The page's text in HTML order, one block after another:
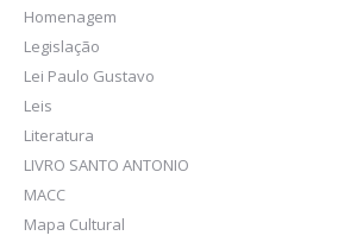
Homenagem
Legislação
Lei Paulo Gustavo
Leis
Literatura
LIVRO SANTO ANTONIO
MACC
Mapa Cultural